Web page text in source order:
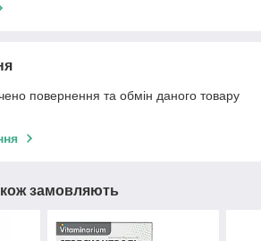
повернення та обмін даного товару
замовляють